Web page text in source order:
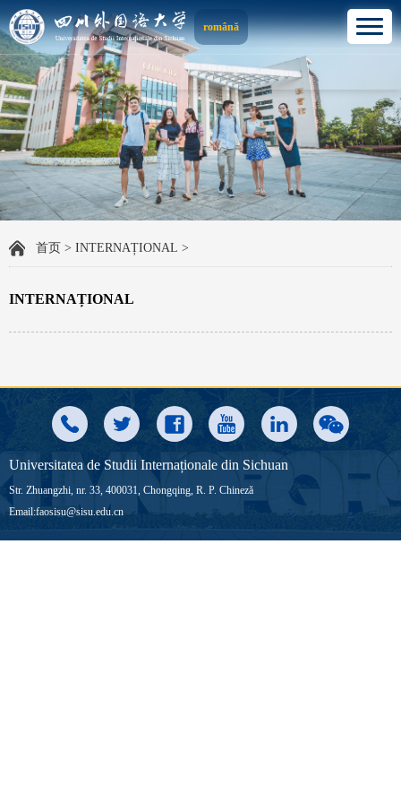
română
首页 > INTERNAȚIONAL >
INTERNAȚIONAL
Universitatea de Studii Internaționale din Sichuan
Str. Zhuangzhi, nr. 33, 400031, Chongqing, R. P. Chineză
Email:faosisu@sisu.edu.cn